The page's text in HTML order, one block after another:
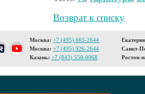
Возврат к списку
Москва: +7 (495) 665-2644
Москва: +7 (495) 926-2644
Казань: +7 (843) 558-0068
Санкт-
Ростов-